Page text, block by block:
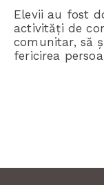
Elevii au fost
activități de
comunitar, să
fericirea